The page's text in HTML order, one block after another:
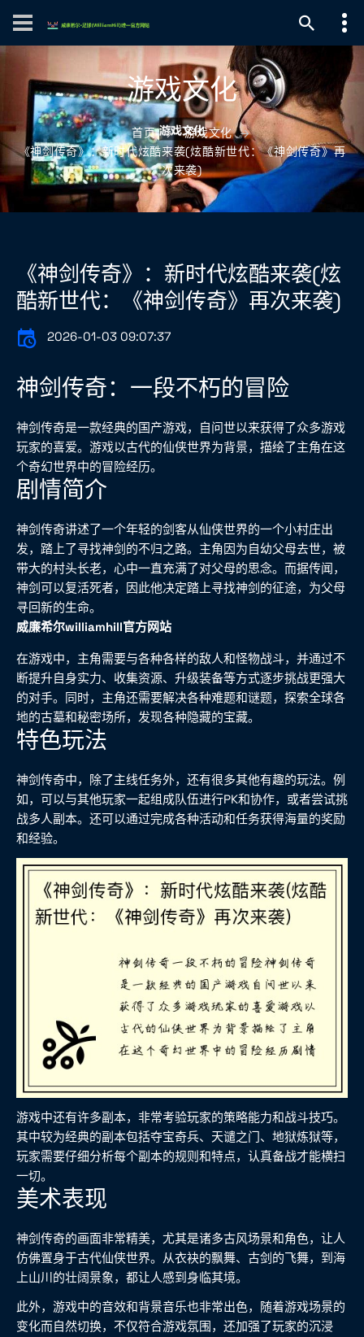
游戏文化
首页
游戏文化
《神剑传奇》：新时代炫酷来袭(炫酷新世代：《神剑传奇》再
次来袭)
《神剑传奇》：新时代炫酷来袭(炫
酷新世代：《神剑传奇》再次来袭)
2026-01-03 09:07:37
神剑传奇：一段不朽的冒险
神剑传奇是一款经典的国产游戏，自问世以来获得了众多游戏
玩家的喜爱。游戏以古代的仙侠世界为背景，描绘了主角在这
个奇幻世界中的冒险经历。
剧情简介
神剑传奇讲述了一个年轻的剑客从仙侠世界的一个小村庄出
发，踏上了寻找神剑的不归之路。主角因为自幼父母去世，被
带大的村头长老，心中一直充满了对父母的思念。而据传闻，
神剑可以复活死者，因此他决定踏上寻找神剑的征途，为父母
寻回新的生命。
威廉希尔williamhill官方网站
在游戏中，主角需要与各种各样的敌人和怪物战斗，并通过不
断提升自身实力、收集资源、升级装备等方式逐步挑战更强大
的对手。同时，主角还需要解决各种难题和谜题，探索全球各
地的古墓和秘密场所，发现各种隐藏的宝藏。
特色玩法
神剑传奇中，除了主线任务外，还有很多其他有趣的玩法。例
如，可以与其他玩家一起组成队伍进行PK和协作，或者尝试挑
战多人副本。还可以通过完成各种活动和任务获得海量的奖励
和经验。
游戏中还有许多副本，非常考验玩家的策略能力和战斗技巧。
其中较为经典的副本包括夺宝奇兵、天谴之门、地狱炼狱等，
玩家需要仔细分析每个副本的规则和特点，认真备战才能横扫
一切。
美术表现
神剑传奇的画面非常精美，尤其是诸多古风场景和角色，让人
仿佛置身于古代仙侠世界。从衣袂的飘舞、古剑的飞舞，到海
上山川的壮阔景象，都让人感到身临其境。
此外，游戏中的音效和背景音乐也非常出色，随着游戏场景的
变化而自然切换，不仅符合游戏氛围，还加强了玩家的沉浸